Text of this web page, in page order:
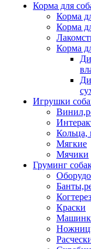
Корма для
Корма
Корма
Корма
Игрушки
Кольца,
Мягкие
Мячики
Груминг
Краски